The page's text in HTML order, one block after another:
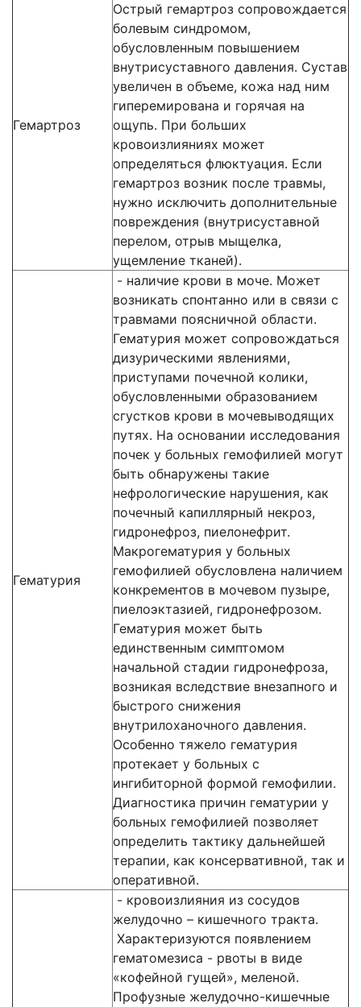
Гемартроз
Острый гемартроз сопровождается
болевым синдромом,
обусловленным повышением
внутрисуставного давления. Сустав
увеличен в объеме, кожа над ним
гиперемирована и горячая на
ощупь. При больших
кровоизлияниях может
определяться флюктуация. Если
гемартроз возник после травмы,
нужно исключить дополнительные
повреждения (внутрисуставной
перелом, отрыв мыщелка,
ущемление тканей).
Гематурия
- наличие крови в моче. Может
возникать спонтанно или в связи с
травмами поясничной области.
Гематурия может сопровождаться
дизурическими явлениями,
приступами почечной колики,
обусловленными образованием
сгустков крови в мочевыводящих
путях. На основании исследования
почек у больных гемофилией могут
быть обнаружены такие
нефрологические нарушения, как
почечный капиллярный некроз,
гидронефроз, пиелонефрит.
Макрогематурия у больных
гемофилией обусловлена наличием
конкрементов в мочевом пузыре,
пиелоэктазией, гидронефрозом.
Гематурия может быть
единственным симптомом
начальной стадии гидронефроза,
возникая вследствие внезапного и
быстрого снижения
внутрилоханочного давления.
Особенно тяжело гематурия
протекает у больных с
ингибиторной формой гемофилии.
Диагностика причин гематурии у
больных гемофилией позволяет
определить тактику дальнейшей
терапии, как консервативной, так и
оперативной.
- кровоизлияния из сосудов
желудочно – кишечного тракта.
Характеризуются появлением
гематомезиса - рвоты в виде
«кофейной гущей», меленой.
Профузные желудочно-кишечные